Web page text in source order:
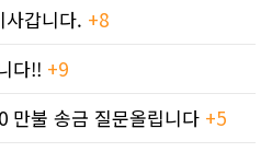
갑니다. +8
다!! +9
만불 송금 질문올립니다 +5